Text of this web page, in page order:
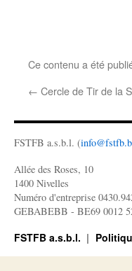
Ce contenu a été
← Cercle de Tir de la
FSTFB a.s.b.l. (
Allée des Roses, 10
1400 Nivelles
Numéro d'entreprise
GEBABEBB - BE69 0012
FSTFB a.s.b.l.